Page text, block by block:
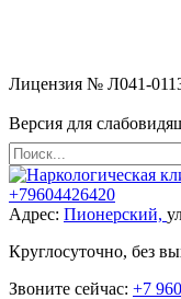
Лицензия № Л041-
Версия для
+79604426420
Адрес: Пионерский,
Круглосуточно, без
Звоните сейчас: +7